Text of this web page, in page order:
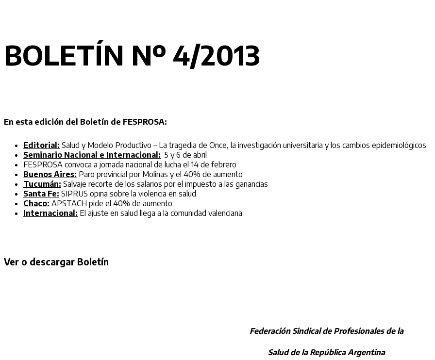
BOLETÍN Nº 4/2013
En esta edición del Boletín de FESPROSA:
Editorial: Salud y Modelo Productivo – La tragedia de Once, la investigación universitaria y los cambios epidemiológicos
Seminario Nacional e Internacional: 5 y 6 de abril
FESPROSA convoca a jornada nacional de lucha el 14 de febrero
Buenos Aires: Paro provincial por Molinas y el 40% de aumento
Tucumán: Salvaje recorte de los salarios por el impuesto a las ganancias
Santa Fe: SIPRUS opina sobre la violencia en salud
Chaco: APSTACH pide el 40% de aumento
Internacional: El ajuste en salud llega a la comunidad valenciana
Ver o descargar Boletín
Federación Sindical de Profesionales de la
Salud de la República Argentina